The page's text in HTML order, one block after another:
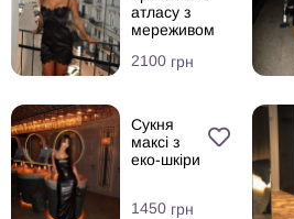
атласу з
мереживом
2100 грн
Сукня
максі з
еко-шкіри
1450 грн